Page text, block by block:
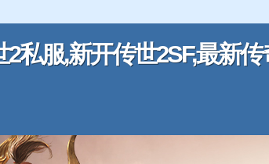
私服,新开传世2SF,最新